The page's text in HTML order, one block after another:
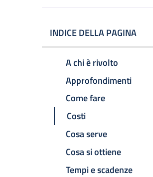
INDICE DELLA PAGINA
A chi è rivolto
Approfondimenti
Come fare
Costi
Cosa serve
Cosa si ottiene
Tempi e scadenze